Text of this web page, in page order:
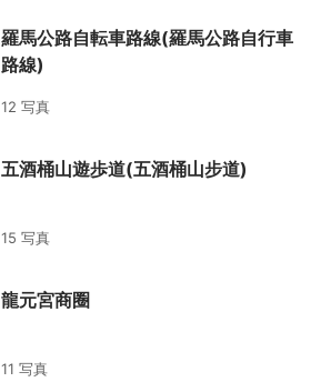
羅馬公路自転車路線(羅馬公路自行車
路線)
12 写真
五酒桶山遊歩道(五酒桶山步道)
15 写真
龍元宮商圈
11 写真